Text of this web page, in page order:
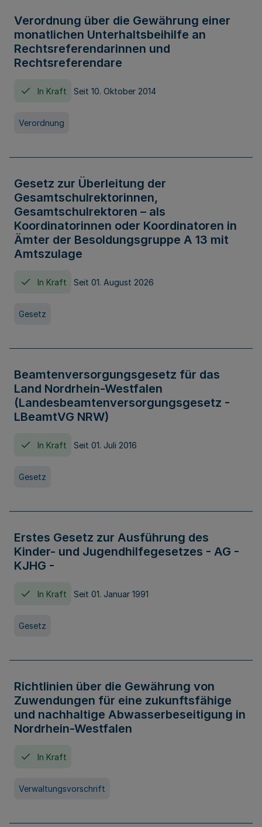
Verordnung über die Gewährung einer
monatlichen Unterhaltsbeihilfe an
Rechtsreferendarinnen und
Rechtsreferendare
In Kraft Seit 10. Oktober 2014
Verordnung
Gesetz zur Überleitung der
Gesamtschulrektorinnen,
Gesamtschulrektoren – als
Koordinatorinnen oder Koordinatoren in
Ämter der Besoldungsgruppe A 13 mit
Amtszulage
In Kraft Seit 01. August 2026
Gesetz
Beamtenversorgungsgesetz für das
Land Nordrhein-Westfalen
(Landesbeamtenversorgungsgesetz -
LBeamtVG NRW)
In Kraft Seit 01. Juli 2016
Gesetz
Erstes Gesetz zur Ausführung des
Kinder- und Jugendhilfegesetzes - AG -
KJHG -
In Kraft Seit 01. Januar 1991
Gesetz
Richtlinien über die Gewährung von
Zuwendungen für eine zukunftsfähige
und nachhaltige Abwasserbeseitigung in
Nordrhein-Westfalen
In Kraft
Verwaltungsvorschrift